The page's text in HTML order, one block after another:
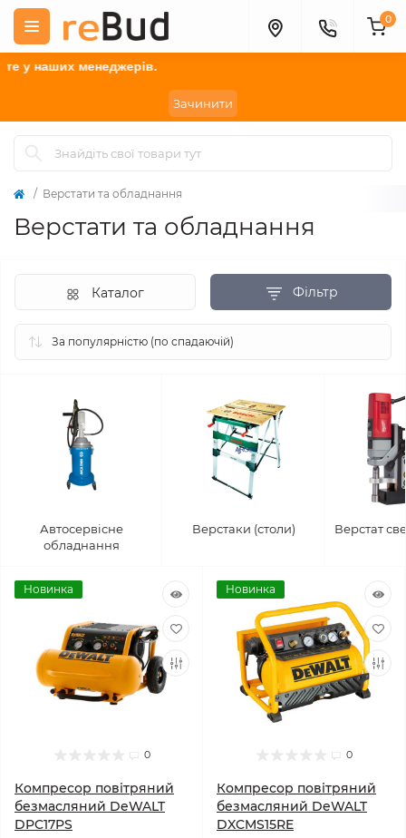
Зачинити
0
Верстати та обладнання
Верстати та обладнання
Фільтр
Каталог
Автосервісне
обладнання
Верстаки (столи) Верстат
Новинка
0
Компресор повітряний
безмасляний DeWALT
DPC17PS
Новинка
0
Компресор повітряний
безмасляний DeWALT
DXCMS15RE